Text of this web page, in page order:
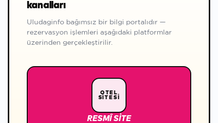
kanalları
Uludaginfo bağımsız bir bilgi portalıdır —
rezervasyon işlemleri aşağıdaki platformlar
üzerinden gerçekleştirilir.
OTEL
SİTESİ
RESMÎ SITE